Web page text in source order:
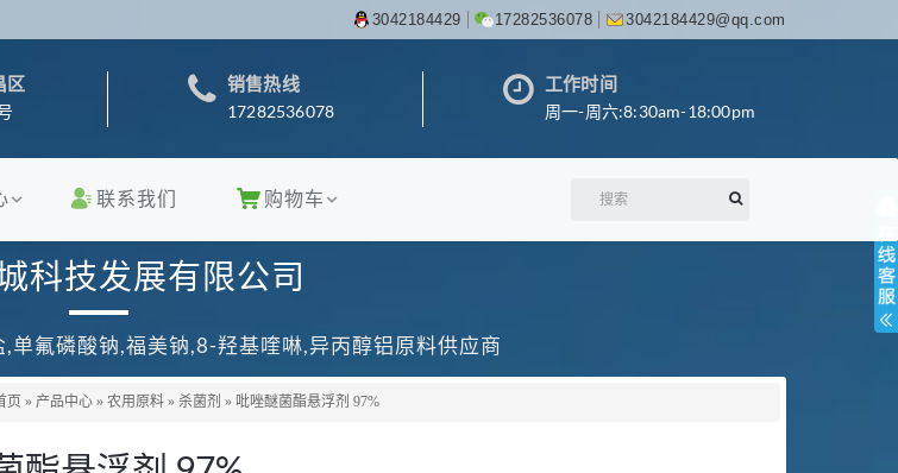
3042184429 17282536078 3042184429@qq.com
区 销售热线
17282536078
工作时间
周一-周六:8:30am-18:00pm
联系我们 购物车
科技发展有限公司
单氟磷酸钠,福美钠,8-羟基喹啉,异丙醇铝原料供应商
页 » 产品中心 » 农用原料 » 杀菌剂 » 吡唑醚菌酯悬浮剂 97%